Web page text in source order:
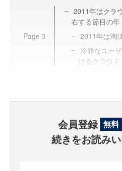
Page 3
2011年はクラ
右する節目の年
2011年は淘
冷静なユー
けるクラウド
会員登録 無料
続きをお読み